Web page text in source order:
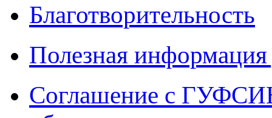
Благотворительность
Полезная
Соглашение с